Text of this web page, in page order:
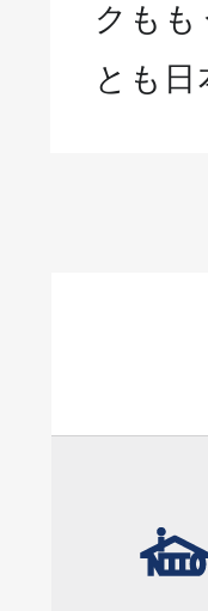
クも
とも